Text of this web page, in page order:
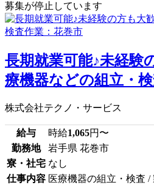
募集が停止しています
長期就業可能♪未経験
療機器などの組立・
株式会社テクノ・サービス
給与 時給1,065円〜
勤務地
岩手県 花巻市
寮・社宅 なし
仕事内容 医療機器の組立・検査